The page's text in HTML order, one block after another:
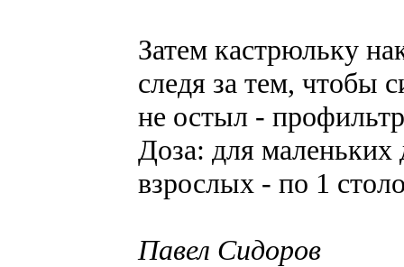
Затем кастрюльку
следя за тем, чтобы
не остыл -
Доза: для маленьких
взрослых - по 1
Павел Сидоров